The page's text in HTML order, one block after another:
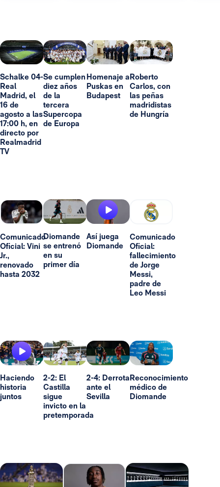
Schalke 04-
Real
Madrid, el
16 de
agosto a las
17:00 h, en
directo por
Realmadrid
TV
Se cumplen
diez años
de la
tercera
Supercopa
de Europa
Homenaje a
Puskas en
Budapest
Roberto
Carlos, con
las peñas
madridistas
de Hungría
Comunicado
Oficial: Vini
Jr.,
renovado
hasta 2032
Diomande
se entrenó
en su
primer día
Así juega
Diomande
Comunicado
Oficial:
fallecimiento
de Jorge
Messi,
padre de
Leo Messi
Haciendo
historia
juntos
2-2: El
Castilla
sigue
invicto en la
pretemporada
2-4: Derrota
ante el
Sevilla
Reconocimiento
médico de
Diomande